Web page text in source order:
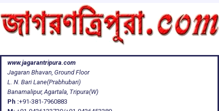
www.jagarantripura.com
Jagaran Bhavan, Ground Floor
L. N. Bari Lane(Prabhubari)
Banamalipur, Agartala, Tripura(W)
Ph :+91-381-7960883